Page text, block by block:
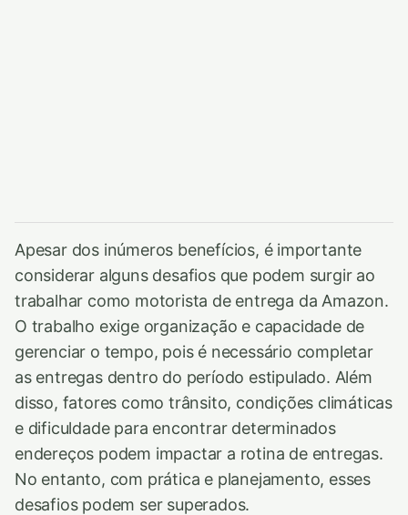
Apesar dos inúmeros benefícios, é importante
considerar alguns desafios que podem surgir ao
trabalhar como motorista de entrega da Amazon.
O trabalho exige organização e capacidade de
gerenciar o tempo, pois é necessário completar
as entregas dentro do período estipulado. Além
disso, fatores como trânsito, condições climáticas
e dificuldade para encontrar determinados
endereços podem impactar a rotina de entregas.
No entanto, com prática e planejamento, esses
desafios podem ser superados.